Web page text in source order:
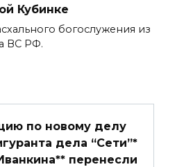
Кубинке
богослужения из
ВС РФ.
по новому делу
дела “Сети”*
перенесли